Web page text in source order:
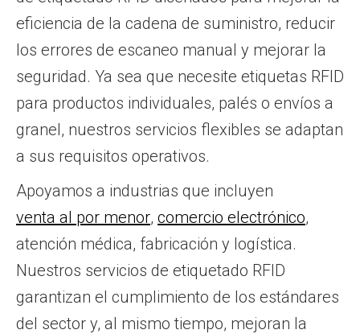
eficiencia de la cadena de suministro, reducir
los errores de escaneo manual y mejorar la
seguridad. Ya sea que necesite etiquetas RFID
para productos individuales, palés o envíos a
granel, nuestros servicios flexibles se adaptan
a sus requisitos operativos.
Apoyamos a industrias que incluyen
venta al por menor, comercio electrónico,
atención médica, fabricación y logística.
Nuestros servicios de etiquetado RFID
garantizan el cumplimiento de los estándares
del sector y, al mismo tiempo, mejoran la